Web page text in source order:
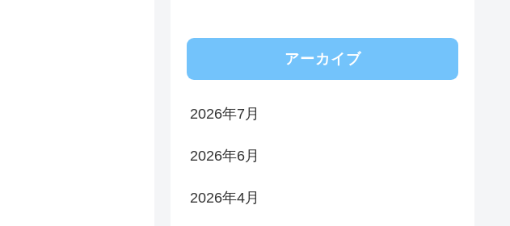
アーカイブ
2026年7月
2026年6月
2026年4月